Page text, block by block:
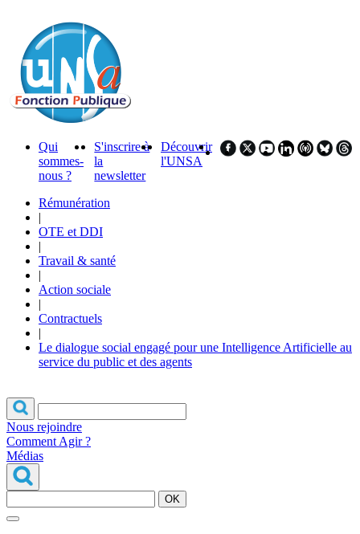
Qui
sommes-
nous ?
S'inscrire à
la
newsletter
Découvrir
l'UNSA
Rémunération
|
OTE et DDI
|
Travail & santé
|
Action sociale
|
Contractuels
|
Le dialogue social engagé pour une Intelligence Artificielle au
service du public et des agents
Nous rejoindre
Comment Agir ?
Médias
OK